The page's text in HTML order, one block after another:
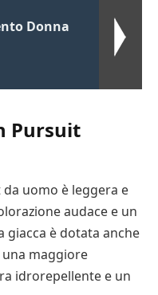
Donna
Pursuit
da uomo è leggera e
audace e un
giacca è dotata anche
maggiore
idrorepellente e un